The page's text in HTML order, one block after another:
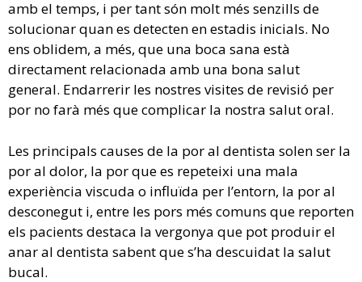
amb el temps, i per tant són molt més senzills de
solucionar quan es detecten en estadis inicials. No
ens oblidem, a més, que una boca sana està
directament relacionada amb una bona salut
general. Endarrerir les nostres visites de revisió per
por no farà més que complicar la nostra salut oral.
Les principals causes de la por al dentista solen ser la
por al dolor, la por que es repeteixi una mala
experiència viscuda o influïda per l’entorn, la por al
desconegut i, entre les pors més comuns que reporten
els pacients destaca la vergonya que pot produir el
anar al dentista sabent que s’ha descuidat la salut
bucal.